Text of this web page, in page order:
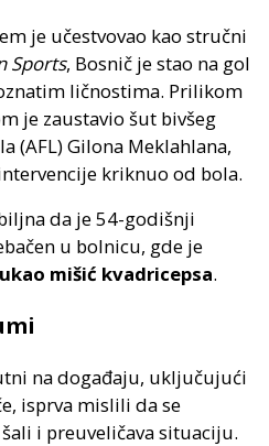
je učestvovao kao stručni
Sports, Bosnič je stao na gol
ličnostima. Prilikom
je zaustavio šut bivšeg
(AFL) Gilona Meklahlana,
kriknuo od bola.
da je 54-godišnji
u bolnicu, gde je
mišić kvadricepsa.
na događaju, uključujući
isprva mislili da se
i preuveličava situaciju.